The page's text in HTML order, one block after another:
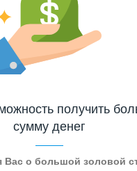
получить
сумму денег
Вас о большой золовой